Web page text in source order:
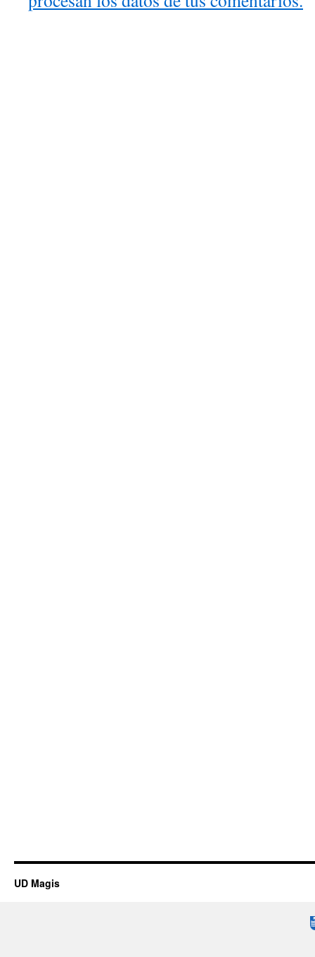
UD Magis